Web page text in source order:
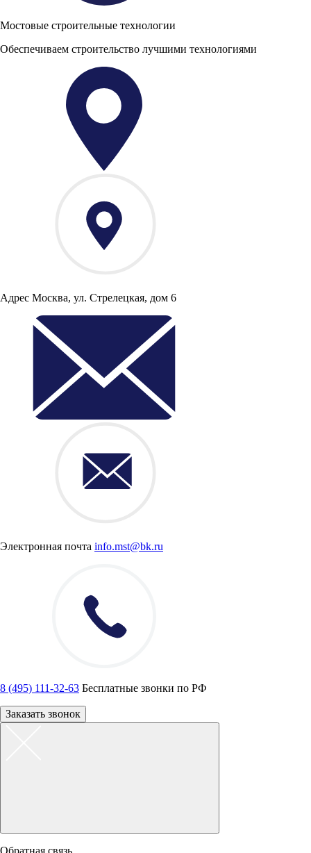
Мостовые строительные технологии
Обеспечиваем строительство лучшими технологиями
Адрес Москва, ул. Стрелецкая, дом 6
Электронная почта info.mst@bk.ru
8 (495) 111-32-63 Бесплатные звонки по РФ
Заказать звонок